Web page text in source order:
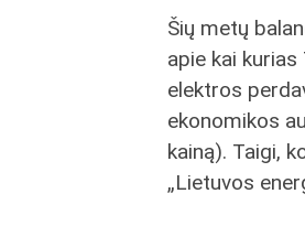
Šių metų
apie kai
elektros
ekonomikos
kainą). Taigi,
„Lietuvos